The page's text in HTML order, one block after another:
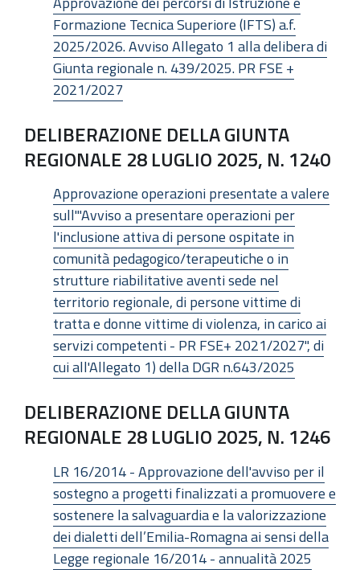
Formazione Tecnica Superiore (IFTS) a.f.
2025/2026. Avviso Allegato 1 alla delibera di
Giunta regionale n. 439/2025. PR FSE +
2021/2027
DELIBERAZIONE DELLA GIUNTA
REGIONALE 28 LUGLIO 2025, N. 1240
Approvazione operazioni presentate a valere
sull'"Avviso a presentare operazioni per
l'inclusione attiva di persone ospitate in
comunità pedagogico/terapeutiche o in
strutture riabilitative aventi sede nel
territorio regionale, di persone vittime di
tratta e donne vittime di violenza, in carico ai
servizi competenti - PR FSE+ 2021/2027", di
cui all'Allegato 1) della DGR n.643/2025
DELIBERAZIONE DELLA GIUNTA
REGIONALE 28 LUGLIO 2025, N. 1246
LR 16/2014 - Approvazione dell'avviso per il
sostegno a progetti finalizzati a promuovere e
sostenere la salvaguardia e la valorizzazione
dei dialetti dell’Emilia-Romagna ai sensi della
Legge regionale 16/2014 - annualità 2025